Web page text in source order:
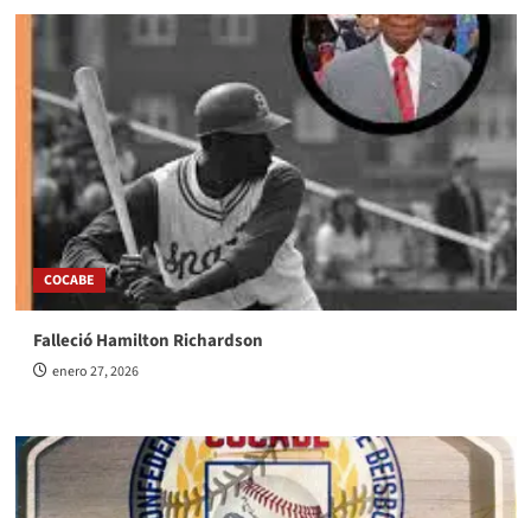
COCABE
Falleció Hamilton Richardson
enero 27, 2026